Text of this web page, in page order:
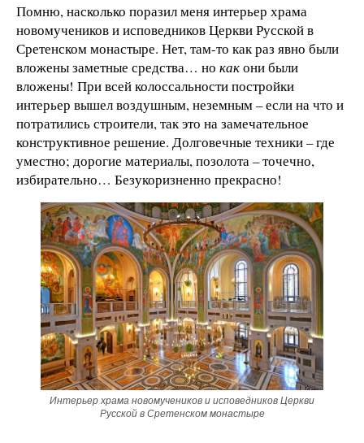
Помню, насколько поразил меня интерьер храма
новомучеников и исповедников Церкви Русской в
Сретенском монастыре. Нет, там-то как раз явно были
вложены заметные средства… но какони были
вложены! При всей колоссальности постройки
интерьер вышел воздушным, неземным – если на что и
потратились строители, так это на замечательное
конструктивное решение. Долговечные техники – где
уместно; дорогие материалы, позолота – точечно,
избирательно… Безукоризненно прекрасно!
Интерьер храма новомучеников и исповедников Церкви
Русской в Сретенском монастыре